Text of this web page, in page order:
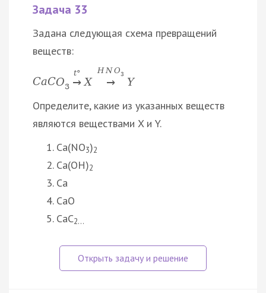
Задача 33
Задана следующая схема превращений
веществ:
CaCO3
t°
→ X
HNO3
→ Y
Определите, какие из указанных веществ
являются веществами X и Y.
Ca(NO3)2
Ca(OH)2
Ca
CaO
CaC2…